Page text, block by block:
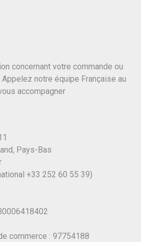
concernant votre commande ou
notre équipe Française au
accompagner
Pays-Bas
+33 252 60 55 39)
commerce : 97754188